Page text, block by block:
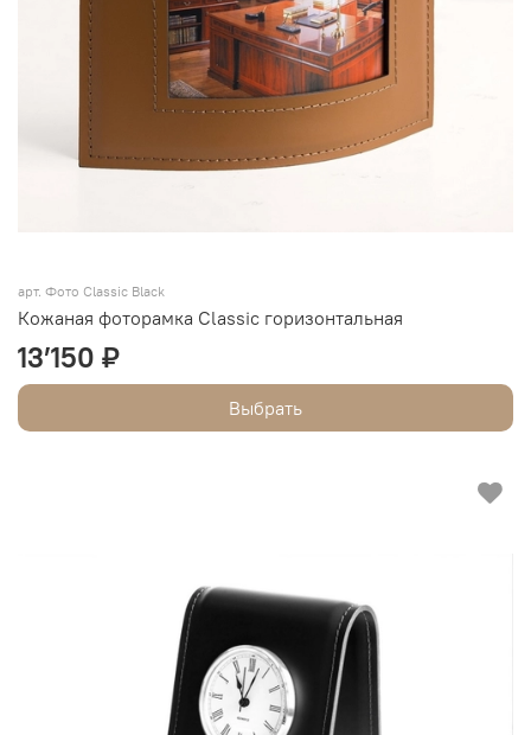
арт. Фото Classic Black
Кожаная фоторамка Classic горизонтальная
13’150 ₽
Выбрать